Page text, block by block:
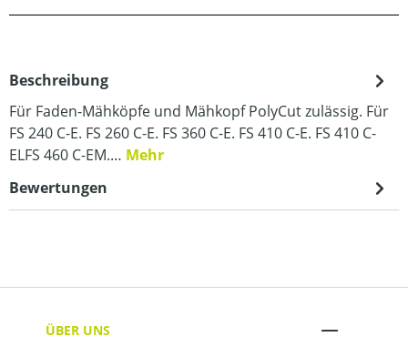
Beschreibung
Für Faden-Mähköpfe und Mähkopf PolyCut zulässig. Für
FS 240 C-E. FS 260 C-E. FS 360 C-E. FS 410 C-E. FS 410 C-
ELFS 460 C-EM.… Mehr
Bewertungen
ÜBER UNS